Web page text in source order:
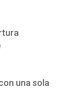
una sola